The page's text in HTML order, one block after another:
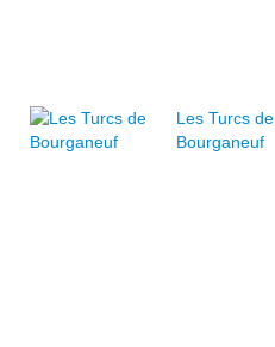
Les Turcs de
Bourganeuf